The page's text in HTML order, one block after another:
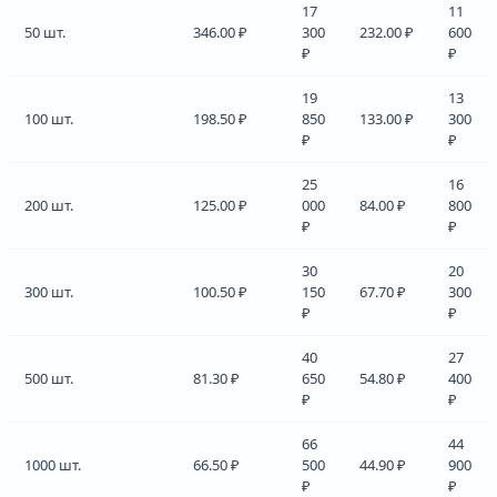
50 шт. 346.00 ₽
17
300
₽
232.00 ₽
11
600
₽
100 шт. 198.50 ₽
19
850
₽
133.00 ₽
13
300
₽
200 шт. 125.00 ₽
25
000
₽
84.00 ₽
16
800
₽
300 шт. 100.50 ₽
30
150
₽
67.70 ₽
20
300
₽
500 шт. 81.30 ₽
40
650
₽
54.80 ₽
27
400
₽
1000 шт. 66.50 ₽
66
500
₽
44.90 ₽
44
900
₽